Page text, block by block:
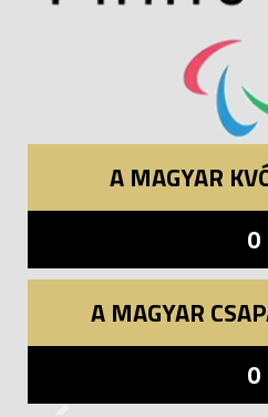
A MAGYAR
0
A MAGYAR
0